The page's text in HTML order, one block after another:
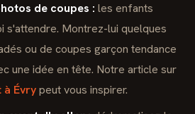
de coupes : les enfants
s'attendre. Montrez-lui quelques
ou de coupes garçon tendance
une idée en tête. Notre article sur
Évrypeut vous inspirer.